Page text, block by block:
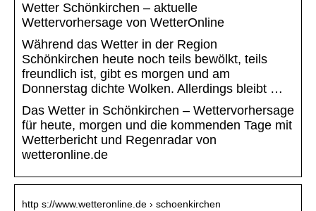
Wetter Schönkirchen – aktuelle
Wettervorhersage von WetterOnline
Während das Wetter in der Region
Schönkirchen heute noch teils bewölkt, teils
freundlich ist, gibt es morgen und am
Donnerstag dichte Wolken. Allerdings bleibt …
Das Wetter in Schönkirchen – Wettervorhersage
für heute, morgen und die kommenden Tage mit
Wetterbericht und Regenradar von
wetteronline.de
http s://www.wetteronline.de › schoenkirchen